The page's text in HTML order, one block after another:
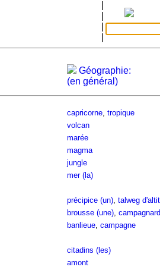
Géographie:
(en général)
capricorne, tropique
volcan
marée
magma
jungle
mer (la)
précipice (un), talweg
brousse (une),
banlieue, campagne
citadins (les)
amont